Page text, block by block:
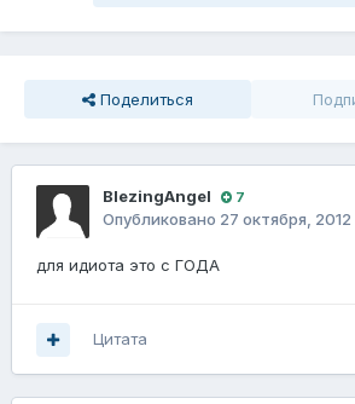
Поделиться
BlezingAngel 7
Опубликовано 27 октября, 2012
для идиота это с ГОДА
Цитата